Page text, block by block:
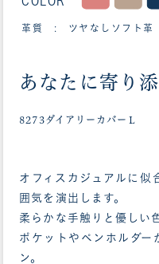
革質 : ツヤなしソフト革
あなたに寄り
8273ダイアリーカバーＬ
オフィスカジュアルに似
囲気を演出します。
柔らかな手触りと優しい
ポケットやペンホルダー
ン。